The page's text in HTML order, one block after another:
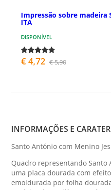
Impressão sobre madeira
ITA
DISPONÍVEL
€ 4,72 € 5,90
INFORMAÇÕES E
Santo António com Menino
Quadro representando Santo
uma placa dourada com
emoldurada por folha